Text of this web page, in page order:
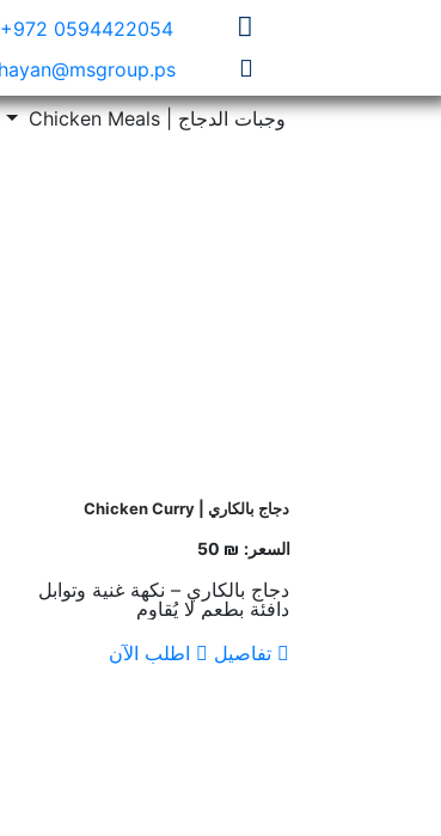
+972 0594422054
وجبات الدجاج | Chicken Meals
دجاج بالكاري | Chicken Curry
السعر: ₪ 50
دجاج بالكاري – نكهة غنية وتوابل
دافئة بطعم لا يُقاوم
تفاصيل
اطلب الآن